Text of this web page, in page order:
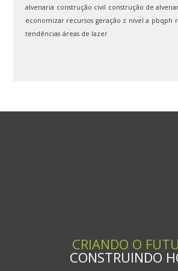
alvenaria construção civil construção de
economizar recursos geração z nivel a pbqph
tendências áreas de lazer
CRIANDO O
CONSTRUINDO